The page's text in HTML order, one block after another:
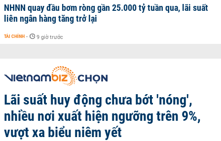
NHNN quay đầu bơm ròng gần 25.000 tỷ tuần qua, lãi suất
liên ngân hàng tăng trở lại
TÀI CHÍNH - 9 giờ trước
Lãi suất huy động chưa bớt 'nóng',
nhiều nơi xuất hiện ngưỡng trên 9%,
vượt xa biểu niêm yết